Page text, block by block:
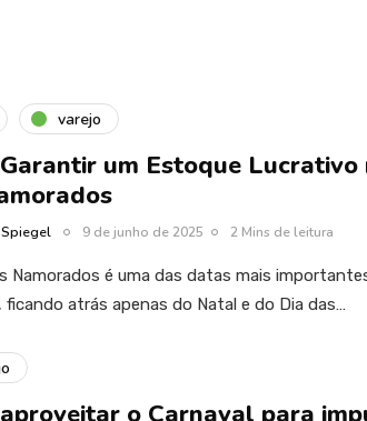
varejo
um Estoque Lucrativo
9 de junho de 2025 2 Mins de leitura
Namorados é uma das datas mais
ficando atrás apenas do Natal e do Dia das…
o Carnaval para